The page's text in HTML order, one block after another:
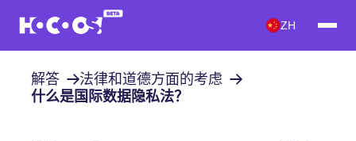
ZH
解答
法律和道德方面的考虑
什么是国际数据隐私法？